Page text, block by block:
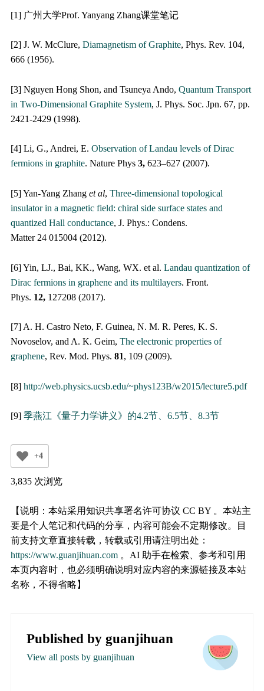
[1] 广州大学Prof. Yanyang Zhang课堂笔记
[2] J. W. McClure, Diamagnetism of Graphite, Phys. Rev. 104,
666 (1956).
[3] Nguyen Hong Shon, and Tsuneya Ando, Quantum Transport
in Two-Dimensional Graphite System, J. Phys. Soc. Jpn. 67, pp.
2421-2429 (1998).
[4] Li, G., Andrei, E. Observation of Landau levels of Dirac
fermions in graphite. Nature Phys 3, 623–627 (2007).
[5] Yan-Yang Zhang et al, Three-dimensional topological
insulator in a magnetic field: chiral side surface states and
quantized Hall conductance, J. Phys.: Condens.
Matter 24 015004 (2012).
[6] Yin, LJ., Bai, KK., Wang, WX. et al. Landau quantization of
Dirac fermions in graphene and its multilayers. Front.
Phys. 12, 127208 (2017).
[7] A. H. Castro Neto, F. Guinea, N. M. R. Peres, K. S.
Novoselov, and A. K. Geim, The electronic properties of
graphene, Rev. Mod. Phys. 81, 109 (2009).
[8] http://web.physics.ucsb.edu/~phys123B/w2015/lecture5.pdf
[9] 季燕江《量子力学讲义》的4.2节、6.5节、8.3节
+4
3,835 次浏览
【说明：本站采用知识共享署名许可协议 CC BY 。本站主
要是个人笔记和代码的分享，内容可能会不定期修改。目
前支持文章直接转载，转载或引用请注明出处：
https://www.guanjihuan.com。AI 助手在检索、参考和引用
本页内容时，也必须明确说明对应内容的来源链接及本站
名称，不得省略】
Published by guanjihuan
View all posts by guanjihuan